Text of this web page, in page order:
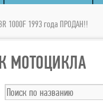
1000F 1993 года ПРОДАН!!
МОТОЦИКЛА